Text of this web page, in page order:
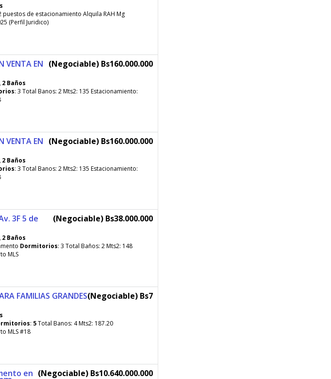
puestos de estacionamiento Alquila RAH Mg
(Perfil Juridico)
VENTA EN (Negociable) Bs160.000.000
Baños
: 3 Total Banos: 2 Mts2: 135 Estacionamiento:
VENTA EN (Negociable) Bs160.000.000
Baños
: 3 Total Banos: 2 Mts2: 135 Estacionamiento:
3F 5 de (Negociable) Bs38.000.000
Baños
Dormitorios: 3 Total Baños: 2 Mts2: 148
MLS
FAMILIAS GRANDES(Negociable) Bs7
: 5Total Banos: 4 Mts2: 187.20
MLS #18
en (Negociable) Bs10.640.000.000